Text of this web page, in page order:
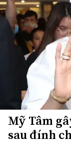
Mỹ Tâm
sau đính